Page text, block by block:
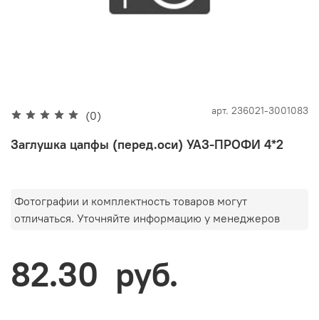
(0) арт. 236021-3001083
Заглушка цапфы (перед.оси) УАЗ-ПРОФИ 4*2
Фотографии и комплектность товаров могут
отличаться. Уточняйте информацию у менеджеров
82.30 руб.